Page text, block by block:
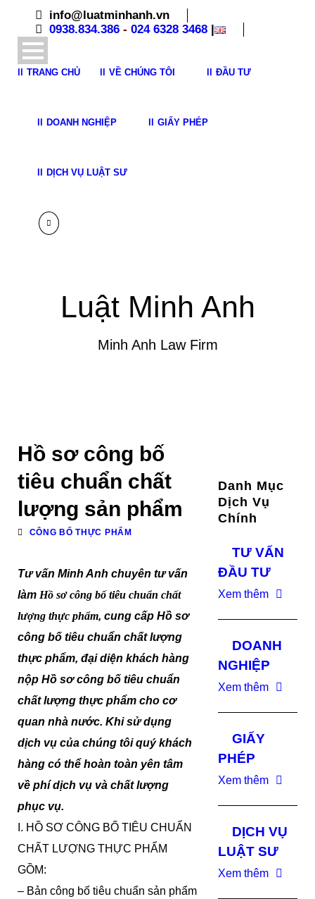
info@luatminhanh.vn
0938.834.386 - 024 6328 3468 |
TRANG CHỦ VỀ CHÚNG TÔI ĐẦU TƯ
DOANH NGHIỆP GIẤY PHÉP
DỊCH VỤ LUẬT SƯ
Luật Minh Anh
Minh Anh Law Firm
Hồ sơ công bố
tiêu chuẩn chất
lượng sản phẩm
CÔNG BỐ THỰC PHẨM
Tư vấn Minh Anh chuyên tư vấn
làm Hồ sơ công bố tiêu chuẩn chất
lượng thực phẩm, cung cấp Hồ sơ
công bố tiêu chuẩn chất lượng
thực phẩm, đại diện khách hàng
nộp Hồ sơ công bố tiêu chuẩn
chất lượng thực phẩm cho cơ
quan nhà nước. Khi sử dụng
dịch vụ của chúng tôi quý khách
hàng có thể hoàn toàn yên tâm
về phí dịch vụ và chất lượng
phục vụ.
I. HỒ SƠ CÔNG BỐ TIÊU CHUẨN
CHẤT LƯỢNG THỰC PHẨM
GỒM:
– Bản công bố tiêu chuẩn sản phẩm
Danh Mục
Dịch Vụ
Chính
TƯ VẤN
ĐẦU TƯ
Xem thêm
DOANH
NGHIỆP
Xem thêm
GIẤY
PHÉP
Xem thêm
DỊCH VỤ
LUẬT SƯ
Xem thêm